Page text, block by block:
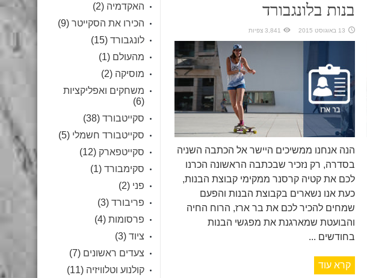
בנות בלונגבורד
13 באוגוסט 2015 3,841 צפיות
הנה אנחנו ממשיכים היישר אל הכתבה השניה
בסדרה, רק נזכיר שבכתבה הראשונה הכרנו
לכם את קטיה קרסנר ממקימי קבוצת הבנות,
כעת אנו נשארים בקבוצת הבנות והפעם
שמחים להכיר לכם את בר ארז, הרוח החיה
והבועטת שמארגנת את מפגשי הבנות
בחודשים ...
קרא עוד
האקדמיה (2)
הכירו את הסקייטר (9)
לונגבורד (15)
מהעולם (1)
מוסיקה (2)
משחקים ואפליקציות
(6)
סקייטבורד (38)
סקייטבורד חשמלי (5)
סקייטפארק (12)
סקימבורד (1)
פני (2)
פריבורד (3)
פרסומות (4)
ציוד (3)
צעדים ראשונים (7)
קולנוע וטלוויזיה (11)